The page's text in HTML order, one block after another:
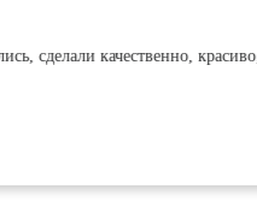
качественно, красиво,